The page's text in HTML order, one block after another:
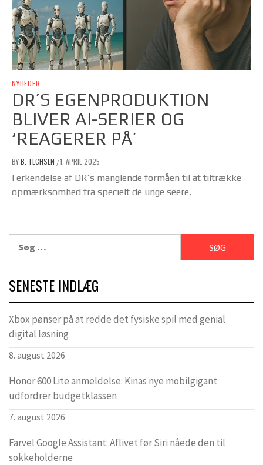
NYHEDER
DR’S EGENPRODUKTION
BLIVER AI-SERIER OG
‘REAGERER PÅ’
BYB. TECHSEN /1. APRIL 2025
I erkendelse af DR’s manglende formåen til at tiltrække
opmærksomhed fra specielt de unge seere,
efter:
SENESTE INDLÆG
Xbox pønser på at redde det fysiske spil med genial
digital løsning
8. august 2026
Honor 600 Lite anmeldelse: Kinas nye mobilgigant
udfordrer budgetklassen
7. august 2026
Farvel Google Assistant: Aflivet før Siri nåede den til
sokkeholderne